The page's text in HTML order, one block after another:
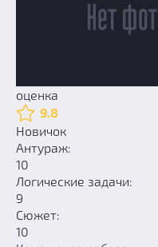
оценка
9.8
Новичок
Антураж:
10
Логические задачи:
9
Сюжет:
10